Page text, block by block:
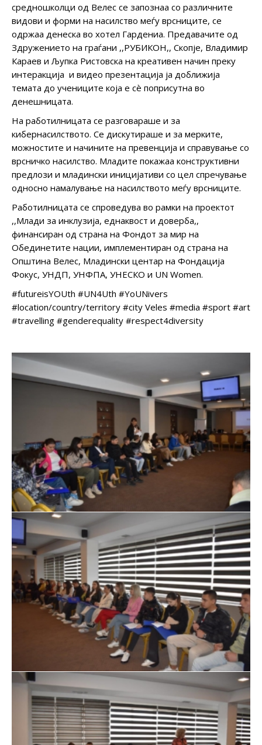
средношколци од Велес се запознаа со различните
видови и форми на насилство меѓу врсниците, се
одржаа денеска во хотел Гардениа. Предавачите од
Здружението на граѓани ,,РУБИКОН,, Скопје, Владимир
Караев и Љупка Ристовска на креативен начин преку
интеракција и видео презентација ја доближија
темата до учениците која е сè поприсутна во
денешницата.
На работилницата се разговараше и за
кибернасилството. Се дискутираше и за мерките,
можностите и начините на превенција и справување со
врсничко насилство. Младите покажаа конструктивни
предлози и младински иницијативи со цел спречување
односно намалување на насилството меѓу врсниците.
Работилницата се спроведува во рамки на проектот
,,Млади за инклузија, еднаквост и доверба,,
финансиран од страна на Фондот за мир на
Обединетите нации, имплементиран од страна на
Општина Велес, Младински центар на Фондација
Фокус, УНДП, УНФПА, УНЕСКО и UN Women.
#futureisYOUth #UN4Uth #YoUNivers
#location/country/territory #city Veles #media #sport #art
#travelling #genderequality #respect4diversity